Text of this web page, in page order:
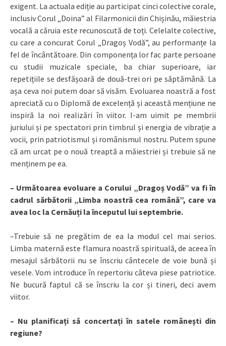
exigent. La actuala ediție au participat cinci colective corale,
inclusiv Corul „Doina” al Filarmonicii din Chișinău, măiestria
vocală a căruia este recunoscută de toți. Celelalte colective,
cu care a concurat Corul „Dragoș Vodă”, au performanțe la
fel de încântătoare. Din componența lor fac parte persoane
cu studii muzicale speciale, ba chiar superioare, iar
repetițiile se desfășoară de două-trei ori pe săptămână. La
așa ceva noi putem doar să visăm. Evoluarea noastră a fost
apreciată cu o Diplomă de excelență și această mențiune ne
inspiră la noi realizări în viitor. I-am uimit pe membrii
juriului și pe spectatori prin timbrul și energia de vibrație a
vocii, prin patriotismul și românismul nostru. Putem spune
că am urcat pe o nouă treaptă a măiestriei și trebuie să ne
menținem pe ea.
– Următoarea evoluare a Corului „Dragoș Vodă” va fi în
cadrul sărbătorii „Limba noastră cea română”, care va
avea loc la Cernăuți la începutul lui septembrie.
–Trebuie să ne pregătim de ea la modul cel mai serios.
Limba maternă este flamura noastră spirituală, de aceea în
mesajul sărbătorii nu se înscriu cântecele de voie bună și
vesele. Vom introduce în repertoriu câteva piese patriotice.
Ne bucură faptul că se înscriu la cor și tineri, deci avem
viitor.
– Nu planificați să concertați în satele românești din
regiune?